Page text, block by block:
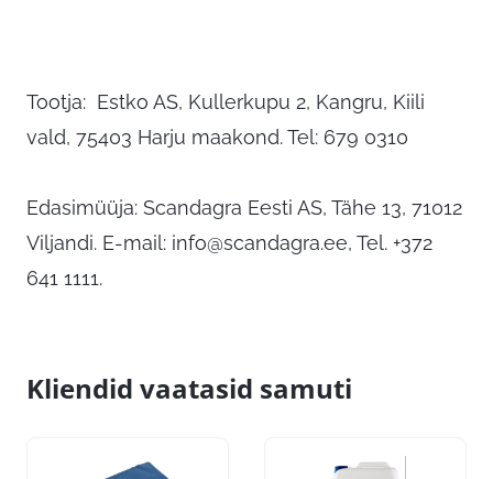
Tootja: Estko AS, Kullerkupu 2, Kangru, Kiili
vald, 75403 Harju maakond. Tel: 679 0310
Edasimüüja: Scandagra Eesti AS, Tähe 13, 71012
Viljandi. E-mail: info@scandagra.ee, Tel. +372
641 1111.
Kliendid vaatasid samuti